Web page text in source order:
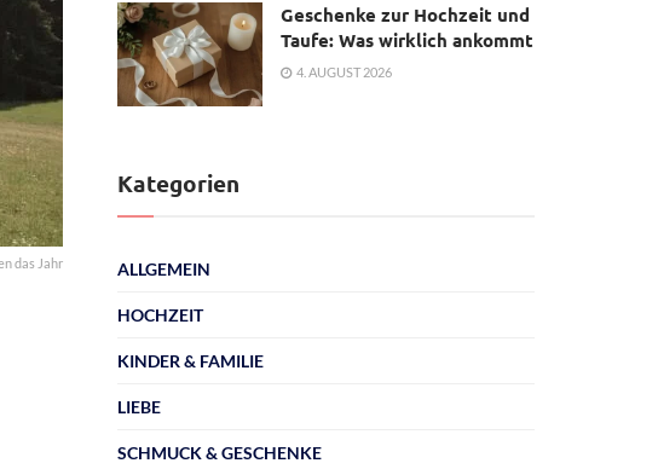
das Jahr
Geschenke zur Hochzeit und
Taufe: Was wirklich ankommt
4. AUGUST 2026
Kategorien
ALLGEMEIN
HOCHZEIT
KINDER & FAMILIE
LIEBE
SCHMUCK & GESCHENKE